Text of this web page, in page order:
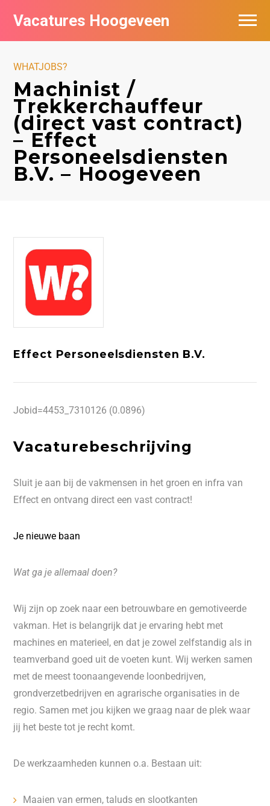
Vacatures Hoogeveen
WHATJOBS?
Machinist /
Trekkerchauffeur
(direct vast contract)
– Effect
Personeelsdiensten
B.V. – Hoogeveen
Effect Personeelsdiensten B.V.
Jobid=4453_7310126 (0.0896)
Vacaturebeschrijving
Sluit je aan bij de vakmensen in het groen en infra van
Effect en ontvang direct een vast contract!
Je nieuwe baan
Wat ga je allemaal doen?
Wij zijn op zoek naar een betrouwbare en gemotiveerde
vakman. Het is belangrijk dat je ervaring hebt met
machines en materieel, en dat je zowel zelfstandig als in
teamverband goed uit de voeten kunt. Wij werken samen
met de meest toonaangevende loonbedrijven,
grondverzetbedrijven en agrarische organisaties in de
regio. Samen met jou kijken we graag naar de plek waar
jij het beste tot je recht komt.
De werkzaamheden kunnen o.a. Bestaan uit:
Maaien van ermen, taluds en slootkanten
Vacatures per bedrijf
Nieuwsbrief feed